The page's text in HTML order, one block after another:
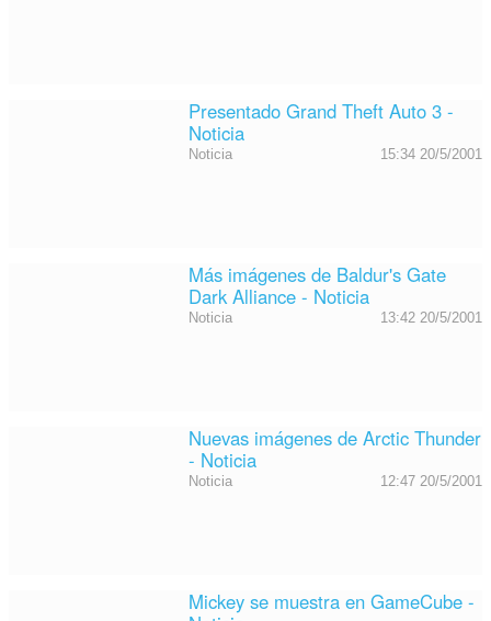
Presentado Grand Theft Auto 3 -
Noticia
Noticia 15:34 20/5/2001
Más imágenes de Baldur's Gate
Dark Alliance - Noticia
Noticia 13:42 20/5/2001
Nuevas imágenes de Arctic Thunder
- Noticia
Noticia 12:47 20/5/2001
Mickey se muestra en GameCube -